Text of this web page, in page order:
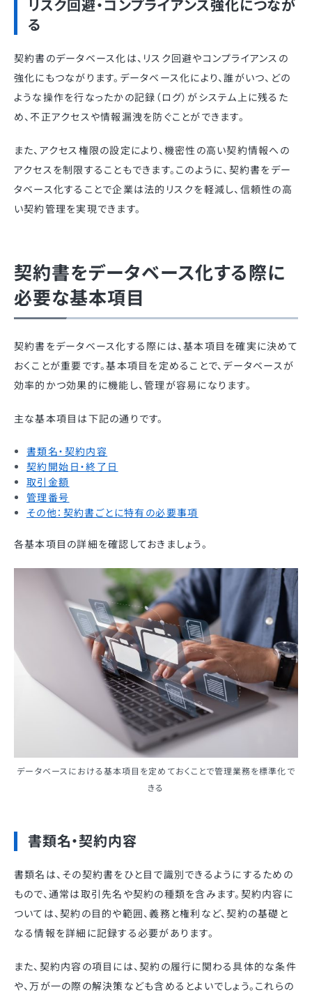
リスク回避・コンプライアンス強化につなが
る
契約書のデータベース化は、リスク回避やコンプライアンスの
強化にもつながります。データベース化により、誰がいつ、どの
ような操作を行なったかの記録（ログ）がシステム上に残るた
め、不正アクセスや情報漏洩を防ぐことができます。
また、アクセス権限の設定により、機密性の高い契約情報への
アクセスを制限することもできます。このように、契約書をデー
タベース化することで企業は法的リスクを軽減し、信頼性の高
い契約管理を実現できます。
契約書をデータベース化する際に
必要な基本項目
契約書をデータベース化する際には、基本項目を確実に決めて
おくことが重要です。基本項目を定めることで、データベースが
効率的かつ効果的に機能し、管理が容易になります。
主な基本項目は下記の通りです。
書類名・契約内容
契約開始日・終了日
取引金額
管理番号
その他：契約書ごとに特有の必要事項
各基本項目の詳細を確認しておきましょう。
データベースにおける基本項目を定めておくことで管理業務を標準化で
きる
書類名・契約内容
書類名は、その契約書をひと目で識別できるようにするための
もので、通常は取引先名や契約の種類を含みます。契約内容に
ついては、契約の目的や範囲、義務と権利など、契約の基礎と
なる情報を詳細に記録する必要があります。
また、契約内容の項目には、契約の履行に関わる具体的な条件
や、万が一の際の解決策なども含めるとよいでしょう。これらの